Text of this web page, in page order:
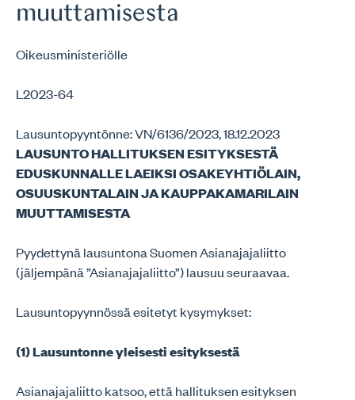
muuttamisesta
Oikeusministeriölle
L2023-64
Lausuntopyyntönne: VN/6136/2023, 18.12.2023
LAUSUNTO HALLITUKSEN ESITYKSESTÄ
EDUSKUNNALLE LAEIKSI OSAKEYHTIÖLAIN,
OSUUSKUNTALAIN JA KAUPPAKAMARILAIN
MUUTTAMISESTA
Pyydettynä lausuntona Suomen Asianajajaliitto
(jäljempänä ”Asianajajaliitto”) lausuu seuraavaa.
Lausuntopyynnössä esitetyt kysymykset:
(1) Lausuntonne yleisesti esityksestä
Asianajajaliitto katsoo, että hallituksen esityksen